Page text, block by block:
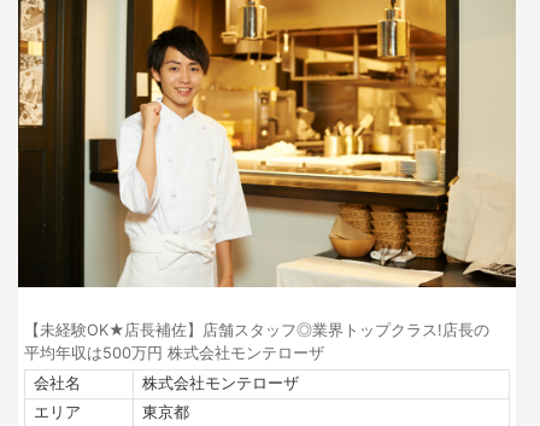
【未経験OK★店長補佐】店舗スタッフ◎業界トップクラス!店長の
平均年収は500万円 株式会社モンテローザ
会社名
株式会社モンテローザ
エリア
東京都